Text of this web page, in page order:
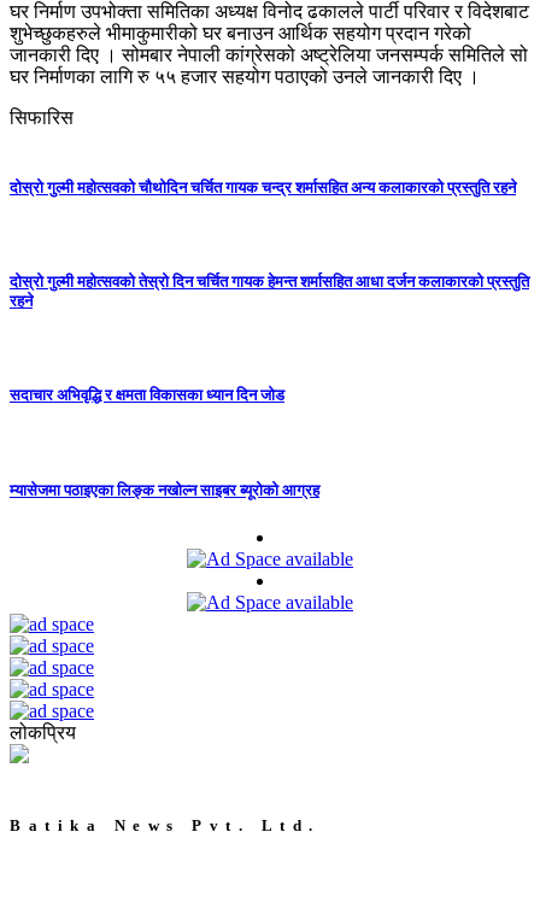
घर निर्माण उपभोक्ता समितिका अध्यक्ष विनोद ढकालले पार्टी परिवार र विदेशबाट
शुभेच्छुकहरुले भीमाकुमारीको घर बनाउन आर्थिक सहयोग प्रदान गरेको
जानकारी दिए । सोमबार नेपाली कांग्रेसको अष्ट्रेलिया जनसम्पर्क समितिले सो
घर निर्माणका लागि रु ५५ हजार सहयोग पठाएको उनले जानकारी दिए ।
सिफारिस
दोस्रो गुल्मी महोत्सवको चौथोदिन चर्चित गायक चन्द्र शर्मासहित अन्य कलाकारको प्रस्तुति रहने
दोस्रो गुल्मी महोत्सवको तेस्रो दिन चर्चित गायक हेमन्त शर्मासहित आधा दर्जन कलाकारको प्रस्तुति
रहने
सदाचार अभिवृद्धि र क्षमता विकासका ध्यान दिन जोड
म्यासेजमा पठाइएका लिङ्क नखोल्न साइबर ब्यूरोको आग्रह
लोकप्रिय
Batika News Pvt. Ltd.